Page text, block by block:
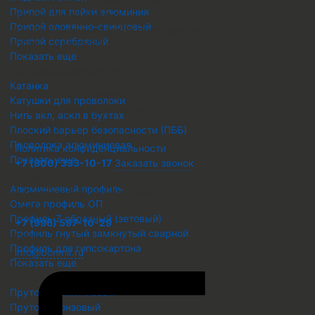
Припой для пайки алюминия
Припой оловянно-свинцовый
Припой серебряный
Показать еще
Катанка
Катушки для проволоки
Нить акл, аскл в бухтах
Плоский барьер безопасности (ПББ)
Проволока алюминиевая
Показать еще
Алюминиевый профиль
Омега профиль ОП
Профиль Z образный (зетовый)
Профиль гнутый замкнутый сварной
Профиль для гипсокартона
Показать еще
Пруток металлический
Пруток алюминиевый
Пруток бронзовый
потребностей бизнеса
Комплексное снабжение предприятий
ОГРН 1236600076680
© ООО "ПТК "Боримир"
Предложение не является
публичной офертой.
Политика конфиденциальности
+7 (800) 333-10-17 Заказать звонок
г. Екатеринбург, ул. Малышева 51, офис 605
Телефон
+7 (996) 597-10-29
Email
info@borimir.ru